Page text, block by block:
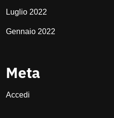
Luglio 2022
Gennaio 2022
Meta
Accedi